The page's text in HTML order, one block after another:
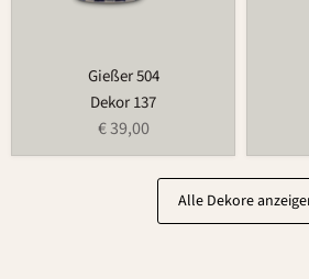
Gießer 504
Dekor 137
€ 39,00
Alle Dekore